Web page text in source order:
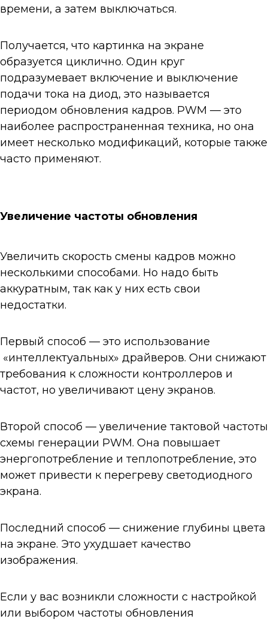
времени, а затем выключаться.
Получается, что картинка на экране
образуется циклично. Один круг
подразумевает включение и выключение
подачи тока на диод, это называется
периодом обновления кадров. PWM — это
наиболее распространенная техника, но она
имеет несколько модификаций, которые также
часто применяют.
Увеличение частоты обновления
Увеличить скорость смены кадров можно
несколькими способами. Но надо быть
аккуратным, так как у них есть свои
недостатки.
Первый способ — это использование
«интеллектуальных» драйверов. Они снижают
требования к сложности контроллеров и
частот, но увеличивают цену экранов.
Второй способ — увеличение тактовой частоты
схемы генерации PWM. Она повышает
энергопотребление и теплопотребление, это
может привести к перегреву светодиодного
экрана.
Последний способ — снижение глубины цвета
на экране. Это ухудшает качество
изображения.
Если у вас возникли сложности с настройкой
или выбором частоты обновления